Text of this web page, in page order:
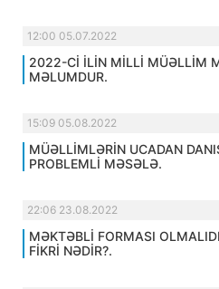
12:00 05.07.2022
2022-Cİ İLİN MİLLİ MÜƏLLİM
MƏLUMDUR.
15:09 05.08.2022
MÜƏLLİMLƏRİN UCADAN
PROBLEMLİ MƏSƏLƏ.
22:06 23.08.2022
MƏKTƏBLİ FORMASI
FİKRİ NƏDİR?.